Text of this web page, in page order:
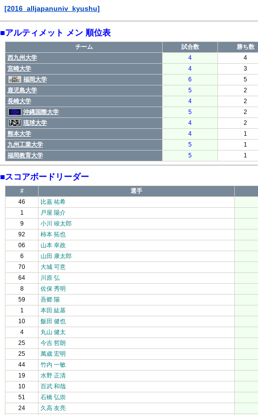
[2016_alljapanuniv_kyushu]
■アルティメット メン 順位表
チーム 試合数 勝ち数
西九州大学
4 4
宮崎大学
4 3
福岡大学
6 5
鹿児島大学
5 2
長崎大学
4 2
沖縄国際大学
5 2
琉球大学
4 2
熊本大学
4 1
九州工業大学
5 1
福岡教育大学
5 1
■スコアボードリーダー
# 選手
46
比嘉 祐希
1
戸屋 陽介
9
小川 竣太郎
92
柿本 拓也
06
山本 幸政
6
山田 康太郎
70
大城 可意
64
川原 弘
8
佐保 秀明
59
吾郷 陽
1
本田 紘基
10
飯田 健也
4
丸山 健太
25
今吉 哲朗
25
萬歳 宏明
44
竹内 一敏
19
水野 正清
10
百武 和哉
51
石橋 弘崇
24
久高 友亮